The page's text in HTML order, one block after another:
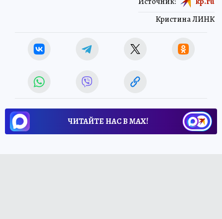
Кристина ЛИНК
ЧИТАЙТЕ НАС В МАХ!